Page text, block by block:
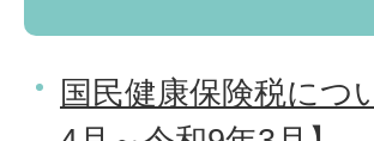
国民健康保険税につ